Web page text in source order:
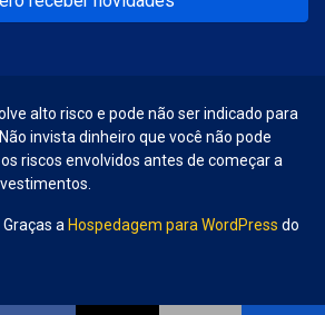
alto risco e pode não ser indicado para
invista dinheiro que você não pode
riscos envolvidos antes de começar a
a Hospedagem para WordPress do